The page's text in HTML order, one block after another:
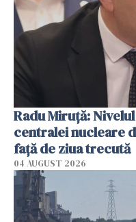
Radu Miruţă:
centralei nucleare
faţă de ziua trecută
04 AUGUST 2026